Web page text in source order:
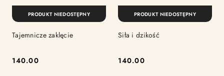
Tajemnicze zaklęcie
Cena:
140.00
PRODUKT NIEDOSTĘPNY
Siła i dzikość
Cena:
140.00
PRODUKT NIEDOSTĘPNY